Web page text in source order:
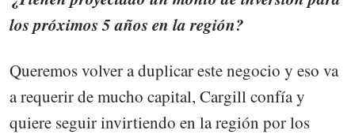
los próximos 5 años en la región?
Queremos volver a duplicar este negocio y eso va
a requerir de mucho capital, Cargill confía y
quiere seguir invirtiendo en la región por los